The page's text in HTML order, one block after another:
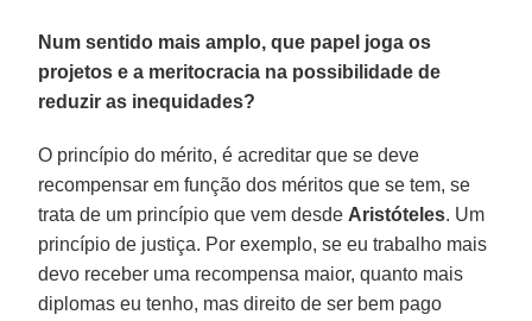
Num sentido mais amplo, que papel joga os
projetos e a meritocracia na possibilidade de
reduzir as inequidades?
O princípio do mérito, é acreditar que se deve
recompensar em função dos méritos que se tem, se
trata de um princípio que vem desde Aristóteles. Um
princípio de justiça. Por exemplo, se eu trabalho mais
devo receber uma recompensa maior, quanto mais
diplomas eu tenho, mas direito de ser bem pago